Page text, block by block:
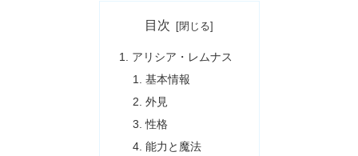
目次
アリシア・レムナス
基本情報
外見
性格
能力と魔法